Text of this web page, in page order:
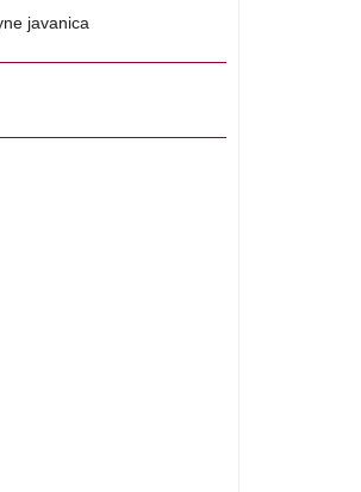
javanica